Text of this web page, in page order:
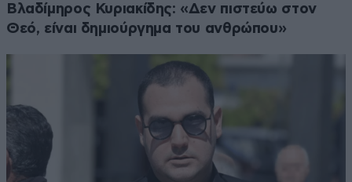
Βλαδίμηρος Κυριακίδης: «Δεν πιστεύω στον
Θεό, είναι δημιούργημα του ανθρώπου»